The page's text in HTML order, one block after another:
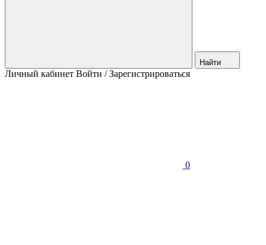
Найти
Личный кабинет Войти / Зарегистрироваться
0